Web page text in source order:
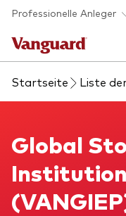
Skip to main content
Professionelle Anleger
Fonds und ETFs
Liste aller
Analysen und
Back to
Beraterplattform
Startseite Liste
Global Stock Index Fund
Global